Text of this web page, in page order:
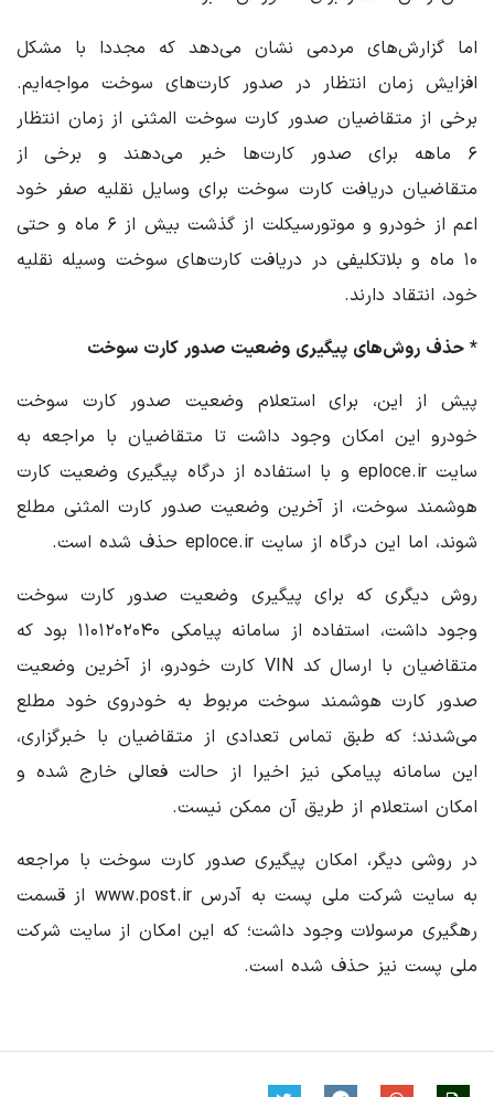
اما گزارش‌های مردمی نشان می‌دهد که مجددا با مشکل
افزایش زمان انتظار در صدور کارت‌های سوخت مواجه‌ایم.
برخی از متقاضیان صدور کارت سوخت المثنی از زمان انتظار
۶ ماهه برای صدور کارت‌ها خبر می‌دهند و برخی از
متقاضیان دریافت کارت سوخت برای وسایل نقلیه صفر خود
اعم از خودرو و موتورسیکلت از گذشت بیش از ۶ ماه و حتی
۱۰ ماه و بلاتکلیفی در دریافت کارت‌های سوخت وسیله نقلیه
خود، انتقاد دارند.
* حذف روش‌های پیگیری وضعیت صدور کارت سوخت
پیش از این، برای استعلام وضعیت صدور کارت سوخت
خودرو این امکان وجود داشت تا متقاضیان با مراجعه به
سایت eploce.ir و با استفاده از درگاه پیگیری وضعیت کارت
هوشمند سوخت، از آخرین وضعیت صدور کارت المثنی مطلع
شوند، اما این درگاه از سایت eploce.ir حذف شده است.
روش دیگری که برای پیگیری وضعیت صدور کارت سوخت
وجود داشت، استفاده از سامانه پیامکی ۱۱۰۱۲۰۲۰۴۰ بود که
متقاضیان با ارسال کد VIN کارت خودرو، از آخرین وضعیت
صدور کارت هوشمند سوخت مربوط به خودروی خود مطلع
می‌شدند؛ که طبق تماس تعدادی از متقاضیان با خبرگزاری،
این سامانه پیامکی نیز اخیرا از حالت فعالی خارج شده و
امکان استعلام از طریق آن ممکن نیست.
در روشی دیگر، امکان پیگیری صدور کارت سوخت با مراجعه
به سایت شرکت ملی پست به آدرس www.post.ir از قسمت
رهگیری مرسولات وجود داشت؛ که این امکان از سایت شرکت
ملی پست نیز حذف شده است.